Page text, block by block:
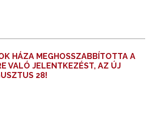
HÁZA MEGHOSSZABBÍTOTTA A
VALÓ JELENTKEZÉST, AZ ÚJ
28!